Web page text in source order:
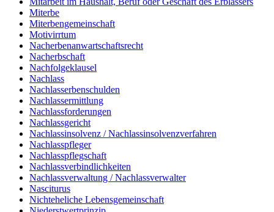
Miterbe
Miterbengemeinschaft
Motivirrtum
Nacherbenanwartschaftsrecht
Nacherbschaft
Nachfolgeklausel
Nachlass
Nachlasserbenschulden
Nachlassermittlung
Nachlassforderungen
Nachlassgericht
Nachlassinsolvenz / Nachlassinsolvenzverfahren
Nachlasspfleger
Nachlasspflegschaft
Nachlassverbindlichkeiten
Nachlassverwaltung / Nachlassverwalter
Nasciturus
Nichteheliche Lebensgemeinschaft